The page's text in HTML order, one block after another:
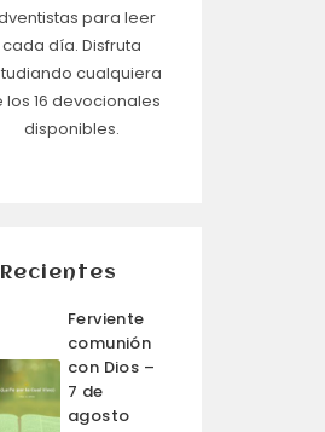
para leer
cada día. Disfruta
cualquiera
los 16 devocionales
disponibles.
Recientes
Ferviente
comunión
con Dios –
7 de
agosto